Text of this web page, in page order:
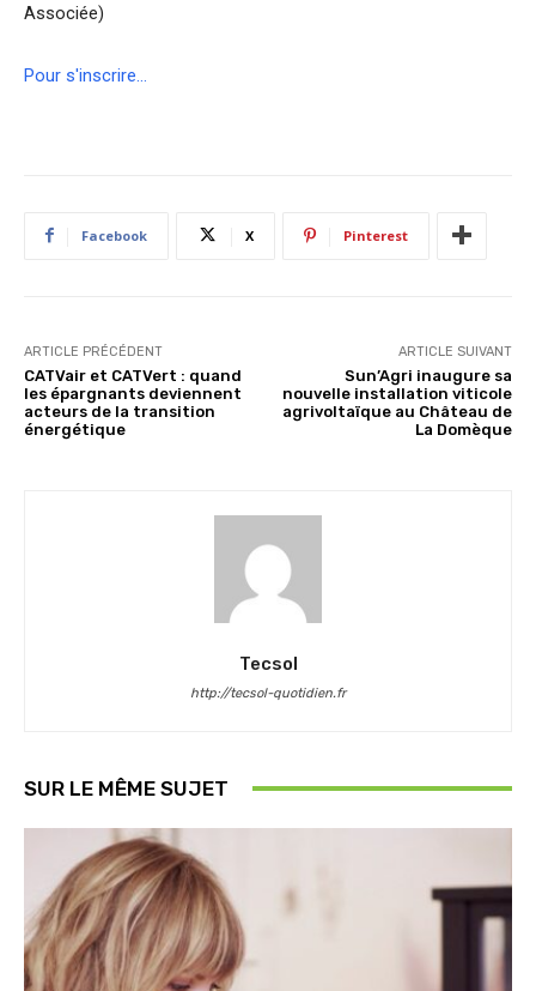
Associée)
Pour s'inscrire…
Facebook X Pinterest
ARTICLE PRÉCÉDENT
CATVair et CATVert : quand
les épargnants deviennent
acteurs de la transition
énergétique
ARTICLE SUIVANT
Sun’Agri inaugure sa
nouvelle installation viticole
agrivoltaïque au Château de
La Domèque
Tecsol
http://tecsol-quotidien.fr
SUR LE MÊME SUJET